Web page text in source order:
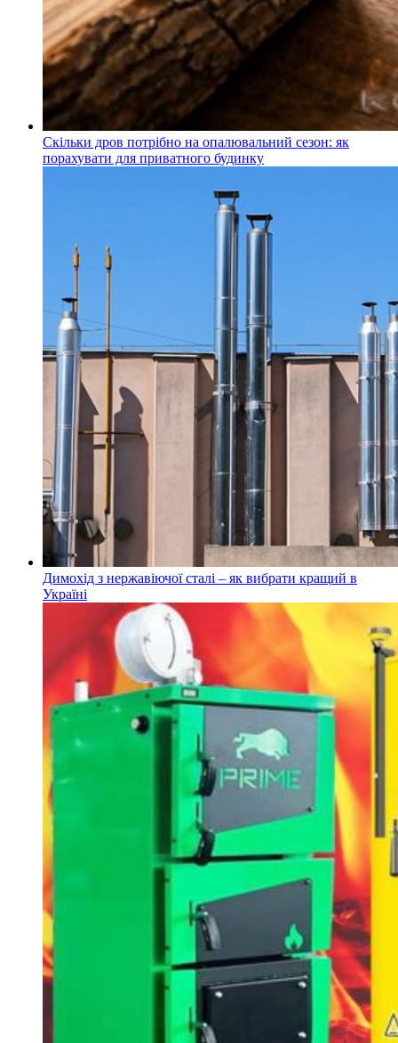
Скільки дров потрібно на опалювальний сезон: як
порахувати для приватного будинку
Димохід з нержавіючої сталі – як вибрати кращий в
Україні